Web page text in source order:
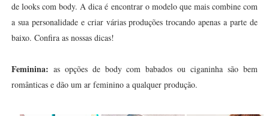
de looks com body. A dica é encontrar o modelo que mais combine com
a sua personalidade e criar várias produções trocando apenas a parte de
baixo. Confira as nossas dicas!
Feminina: as opções de body com babados ou ciganinha são bem
românticas e dão um ar feminino a qualquer produção.